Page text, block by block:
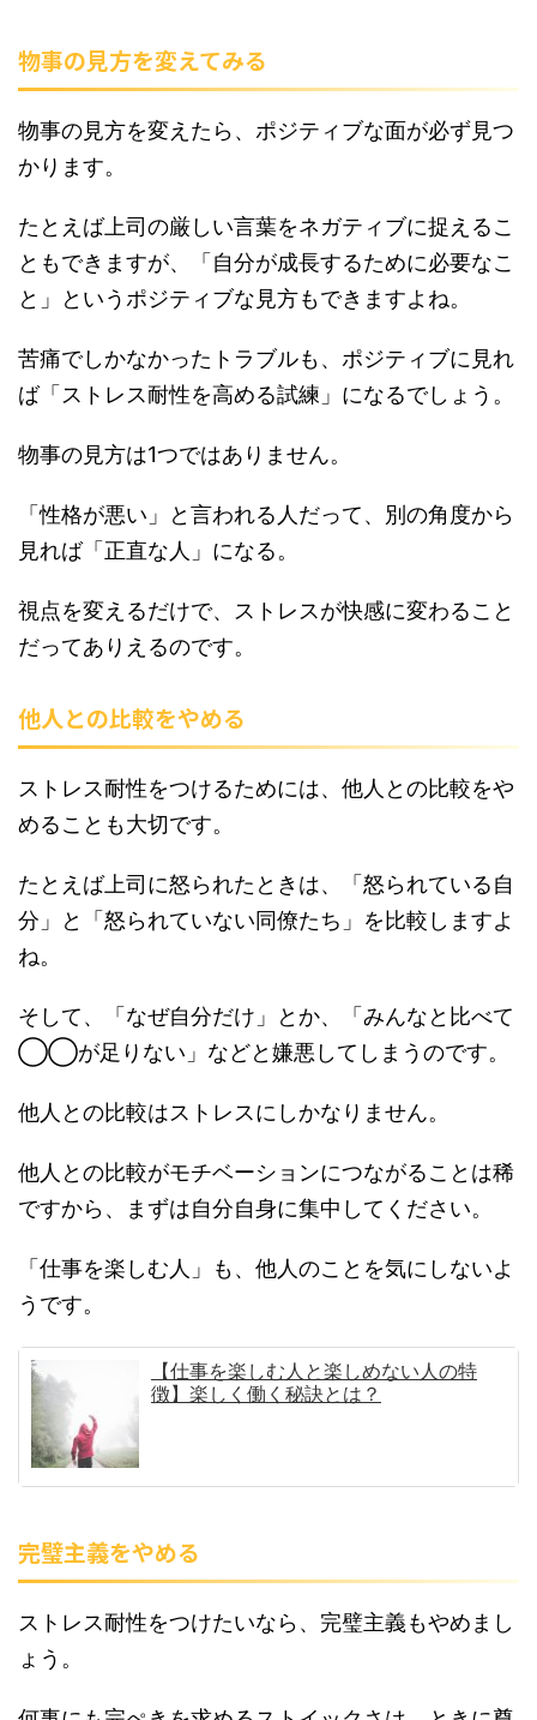
物事の見方を変えてみる
物事の見方を変えたら、ポジティブな面が必ず見つ
かります。
たとえば上司の厳しい言葉をネガティブに捉えるこ
ともできますが、「自分が成長するために必要なこ
と」というポジティブな見方もできますよね。
苦痛でしかなかったトラブルも、ポジティブに見れ
ば「ストレス耐性を高める試練」になるでしょう。
物事の見方は1つではありません。
「性格が悪い」と言われる人だって、別の角度から
見れば「正直な人」になる。
視点を変えるだけで、ストレスが快感に変わること
だってありえるのです。
他人との比較をやめる
ストレス耐性をつけるためには、他人との比較をや
めることも大切です。
たとえば上司に怒られたときは、「怒られている自
分」と「怒られていない同僚たち」を比較しますよ
ね。
そして、「なぜ自分だけ」とか、「みんなと比べて
◯◯が足りない」などと嫌悪してしまうのです。
他人との比較はストレスにしかなりません。
他人との比較がモチベーションにつながることは稀
ですから、まずは自分自身に集中してください。
「仕事を楽しむ人」も、他人のことを気にしないよ
うです。
【仕事を楽しむ人と楽しめない人の特
徴】楽しく働く秘訣とは？
完璧主義をやめる
ストレス耐性をつけたいなら、完璧主義もやめまし
ょう。